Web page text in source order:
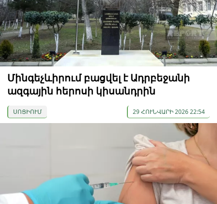
Մինգեչևիրում բացվել է Ադրբեջանի
ազգային հերոսի կիսանդրին
ՍՈՑԻՈՒՄ 29 ՀՈՒՆՎԱՐԻ 2026 22:54